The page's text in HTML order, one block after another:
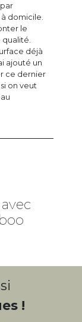
domicile.
le
déjà
ajouté un
ce dernier
on veut
!